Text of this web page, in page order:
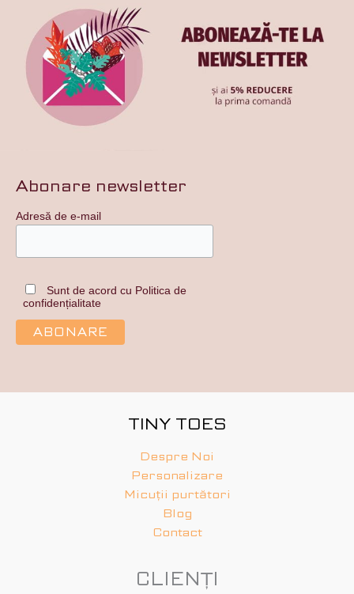
Abonare newsletter
Adresă de e-mail
Sunt de acord cu Politica de
confidențialitate
TINY TOES
Despre Noi
Personalizare
Micuții purtători
Blog
Contact
CLIENȚI